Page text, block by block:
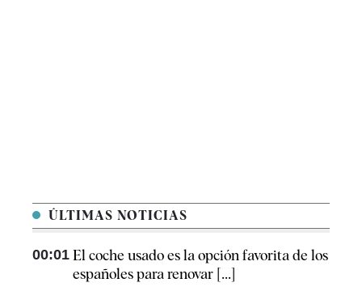
ÚLTIMAS NOTICIAS
00:01 El coche usado es la opción favorita de los
españoles para renovar [...]